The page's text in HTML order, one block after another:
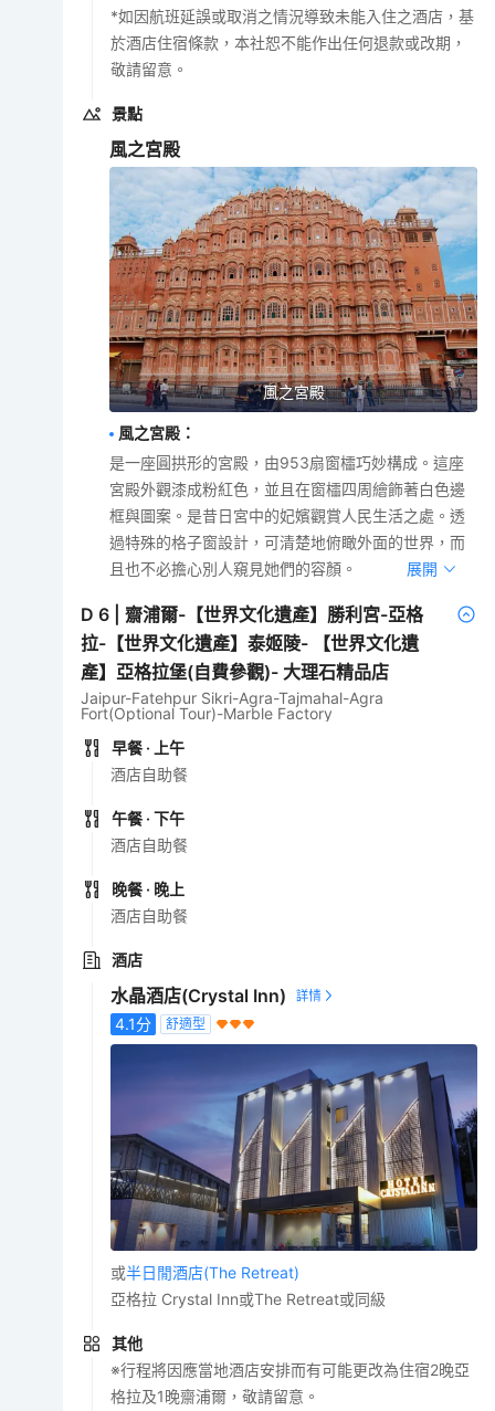
*如因航班延誤或取消之情況導致未能入住之酒店，基
於酒店住宿條款，本社恕不能作出任何退款或改期，
敬請留意。
景點
風之宮殿
風之宮殿
風之宮殿 ：
是一座圓拱形的宮殿，由953扇窗櫺巧妙構成。這座
宮殿外觀漆成粉紅色，並且在窗櫺四周繪飾著白色邊
框與圖案。是昔日宮中的妃嬪觀賞人民生活之處。透
過特殊的格子窗設計，可清楚地俯瞰外面的世界，而
且也不必擔心別人窺見她們的容顏。
展開
D6 |齋浦爾-【世界文化遺產】勝利宮-亞格
拉-【世界文化遺產】泰姬陵- 【世界文化遺
產】亞格拉堡(自費參觀)- 大理石精品店
Jaipur-Fatehpur Sikri-Agra-Tajmahal-Agra
Fort(Optional Tour)-Marble Factory
早餐 · 上午
酒店自助餐
午餐 · 下午
酒店自助餐
晚餐 · 晚上
酒店自助餐
酒店
水晶酒店(Crystal Inn)
4.1分 舒適型
或半日閒酒店(The Retreat)
亞格拉 Crystal Inn或The Retreat或同級
其他
※行程將因應當地酒店安排而有可能更改為住宿2晚亞
格拉及1晚齋浦爾，敬請留意。